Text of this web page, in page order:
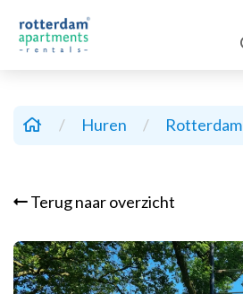
/ Huren / Rotterdam
Terug naar overzicht